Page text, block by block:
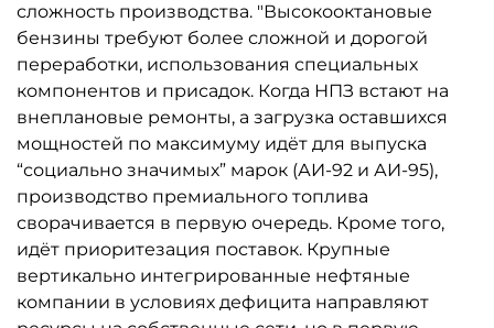
сложность производства. "Высокооктановые
бензины требуют более сложной и дорогой
переработки, использования специальных
компонентов и присадок. Когда НПЗ встают на
внеплановые ремонты, а загрузка оставшихся
мощностей по максимуму идёт для выпуска
“социально значимых” марок (АИ-92 и АИ-95),
производство премиального топлива
сворачивается в первую очередь. Кроме того,
идёт приоритезация поставок. Крупные
вертикально интегрированные нефтяные
компании в условиях дефицита направляют